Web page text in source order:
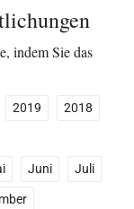
indem Sie das
2019
2018
Juni
Juli